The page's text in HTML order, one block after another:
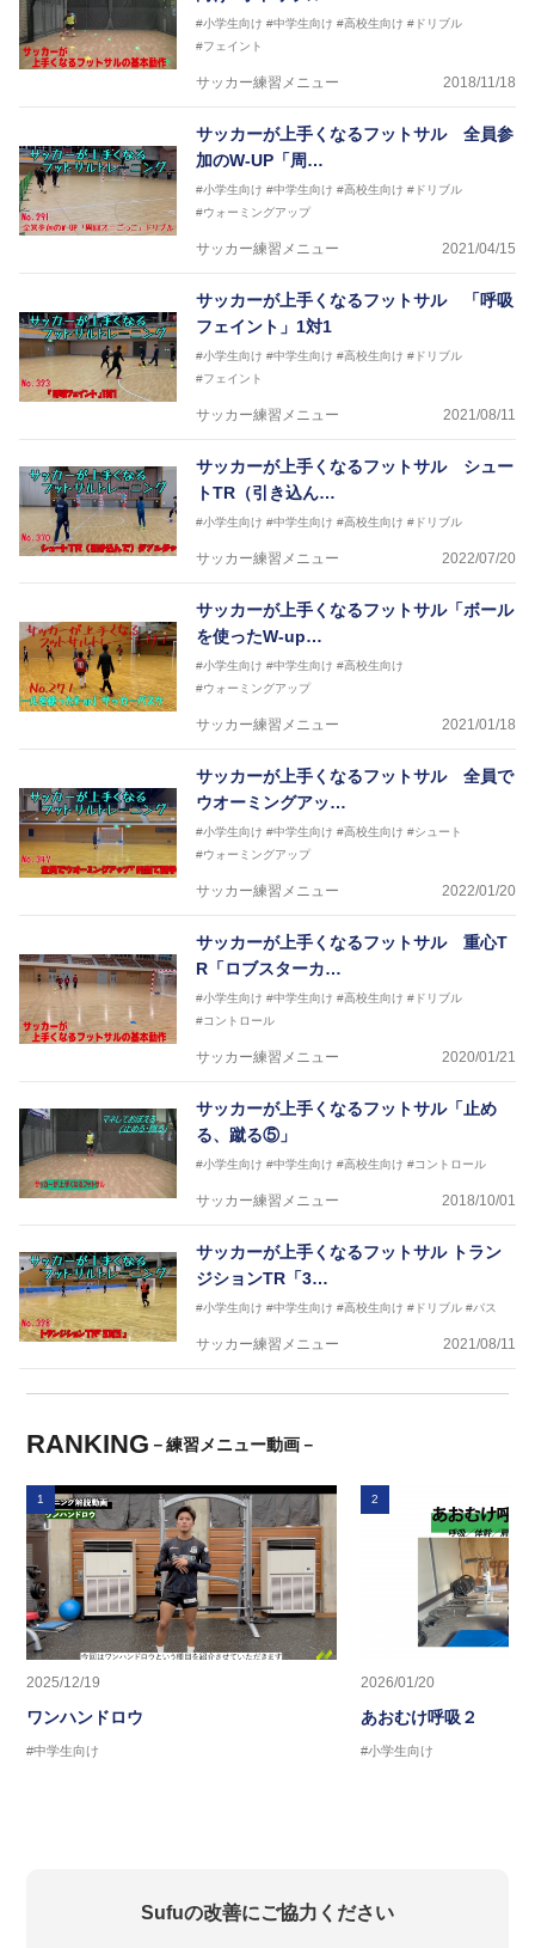
#小学生向け #中学生向け #高校生向け #ドリブル
#フェイント
サッカー練習メニュー 2018/11/18
サッカーが上手くなるフットサル 全員参
加のW-UP「周…
#小学生向け #中学生向け #高校生向け #ドリブル
#ウォーミングアップ
サッカー練習メニュー 2021/04/15
サッカーが上手くなるフットサル 「呼吸
フェイント」1対1
#小学生向け #中学生向け #高校生向け #ドリブル
#フェイント
サッカー練習メニュー 2021/08/11
サッカーが上手くなるフットサル シュー
トTR（引き込ん…
#小学生向け #中学生向け #高校生向け #ドリブル
サッカー練習メニュー 2022/07/20
サッカーが上手くなるフットサル「ボール
を使ったW-up…
#小学生向け #中学生向け #高校生向け
#ウォーミングアップ
サッカー練習メニュー 2021/01/18
サッカーが上手くなるフットサル 全員で
ウオーミングアッ…
#小学生向け #中学生向け #高校生向け #シュート
#ウォーミングアップ
サッカー練習メニュー 2022/01/20
サッカーが上手くなるフットサル 重心T
R「ロブスターカ…
#小学生向け #中学生向け #高校生向け #ドリブル
#コントロール
サッカー練習メニュー 2020/01/21
サッカーが上手くなるフットサル「止め
る、蹴る⑤」
#小学生向け #中学生向け #高校生向け #コントロール
サッカー練習メニュー 2018/10/01
サッカーが上手くなるフットサル トラン
ジションTR「3…
#小学生向け #中学生向け #高校生向け #ドリブル #パス
サッカー練習メニュー 2021/08/11
RANKING －練習メニュー動画－
1
2025/12/19
ワンハンドロウ
#中学生向け
2
2026/01/20
あおむけ呼吸２
#小学生向け
Sufuの改善にご協力ください